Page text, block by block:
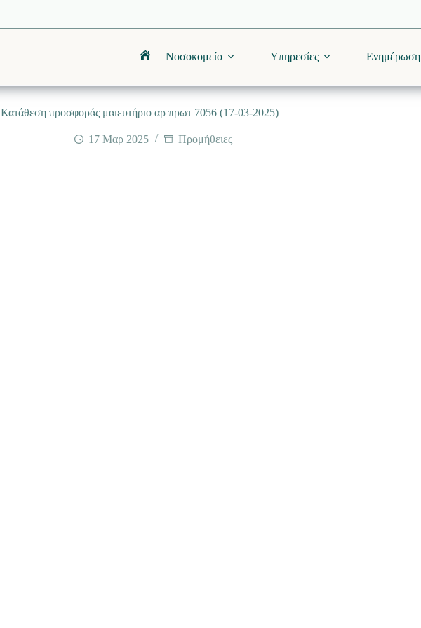
ΑρχικήΝοσοκομείο Υπηρεσίες Ενημέρωση
Κατάθεση προσφοράς μαιευτήριο αρ πρωτ 7056 (17-03-2025)
17 Μαρ 2025 Προμήθειες